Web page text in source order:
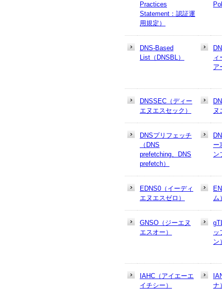
Practices
Statement：認証運
用規定）
DNS-Based
List（DNSBL）
ィ
ア
DNSSEC（ディー
エヌエスセック）
ヌ
DNSプリフェッチ
（DNS
prefetching、DNS
prefetch）
ー
ン
EDNS0（イーディ
エヌエスゼロ）
ム
GNSO（ジーエヌ
エスオー）
ッ
ン
IAHC（アイエーエ
イチシー）
ナ